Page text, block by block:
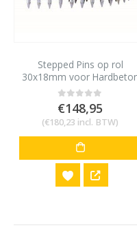
Stepped Pins op rol
30x18mm voor
B60 en staal (5mm) HN25
(1000st)
0out of 5
€148,95
(€180,23 incl. BTW)